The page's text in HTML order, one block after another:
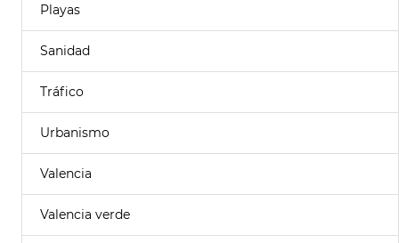
Playas
Sanidad
Tráfico
Urbanismo
Valencia
Valencia verde